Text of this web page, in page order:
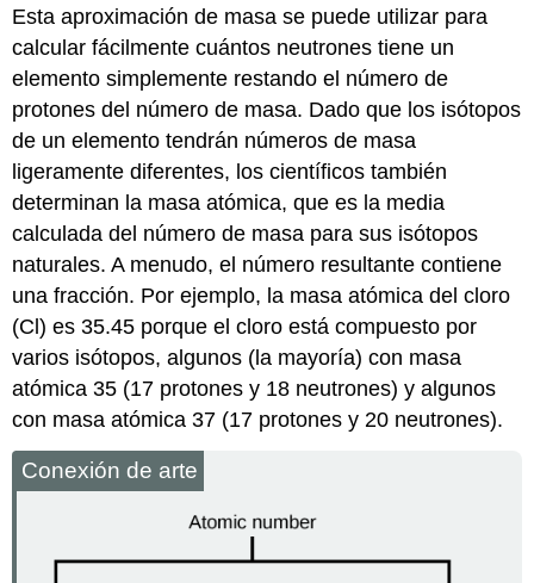
Esta aproximación de masa se puede utilizar para
calcular fácilmente cuántos neutrones tiene un
elemento simplemente restando el número de
protones del número de masa. Dado que los isótopos
de un elemento tendrán números de masa
ligeramente diferentes, los científicos también
determinan la masa atómica, que es la media
calculada del número de masa para sus isótopos
naturales. A menudo, el número resultante contiene
una fracción. Por ejemplo, la masa atómica del cloro
(Cl) es 35.45 porque el cloro está compuesto por
varios isótopos, algunos (la mayoría) con masa
atómica 35 (17 protones y 18 neutrones) y algunos
con masa atómica 37 (17 protones y 20 neutrones).
Conexión de arte